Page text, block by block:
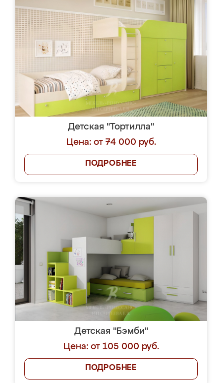
Детская "Тортилла"
Цена: от 74 000 руб.
ПОДРОБНЕЕ
Детская "Бэмби"
Цена: от 105 000 руб.
ПОДРОБНЕЕ